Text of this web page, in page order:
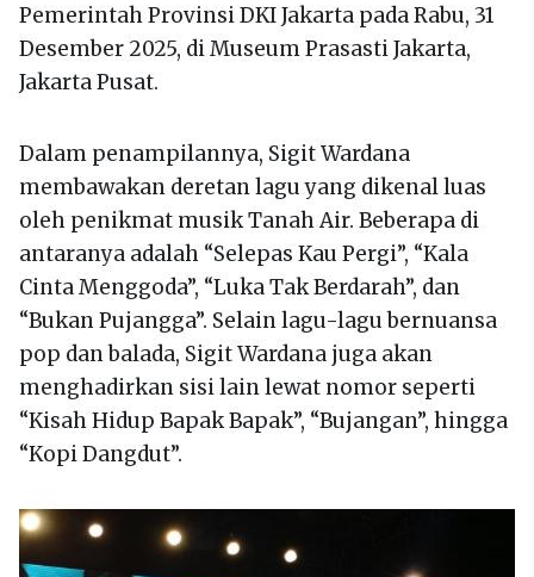
Pemerintah Provinsi DKI Jakarta pada Rabu, 31
Desember 2025, di Museum Prasasti Jakarta,
Jakarta Pusat.
Dalam penampilannya, Sigit Wardana
membawakan deretan lagu yang dikenal luas
oleh penikmat musik Tanah Air. Beberapa di
antaranya adalah “Selepas Kau Pergi”, “Kala
Cinta Menggoda”, “Luka Tak Berdarah”, dan
“Bukan Pujangga”. Selain lagu-lagu bernuansa
pop dan balada, Sigit Wardana juga akan
menghadirkan sisi lain lewat nomor seperti
“Kisah Hidup Bapak Bapak”, “Bujangan”, hingga
“Kopi Dangdut”.